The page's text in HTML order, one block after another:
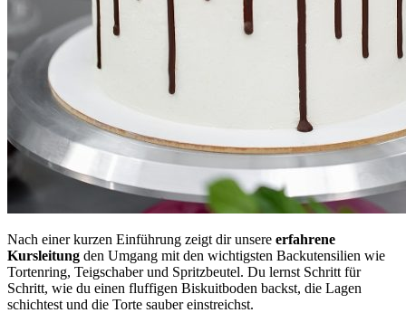
Nach einer kurzen Einführung zeigt dir unsere erfahrene
Kursleitung den Umgang mit den wichtigsten Backutensilien wie
Tortenring, Teigschaber und Spritzbeutel. Du lernst Schritt für
Schritt, wie du einen fluffigen Biskuitboden backst, die Lagen
schichtest und die Torte sauber einstreichst.